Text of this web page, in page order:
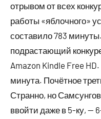
отрывом от всех
работы «яблочного»
составило 783
подрастающий
Amazon Kindle Free
минута. Почётное
Странно, но
ввойти даже в 5-ку, —